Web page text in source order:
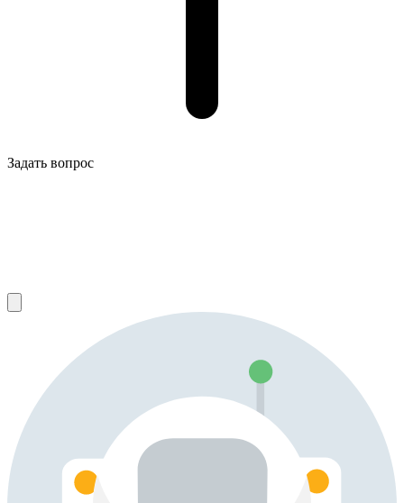
Задать вопрос